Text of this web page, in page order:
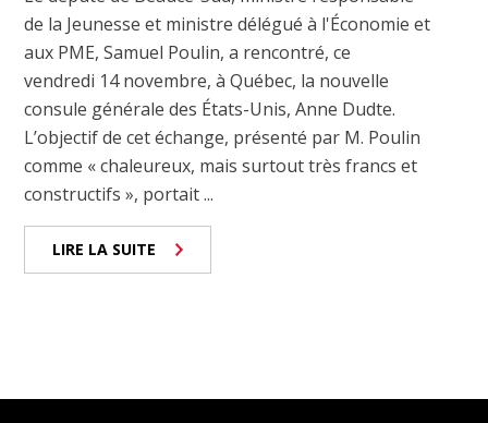
de la Jeunesse et ministre délégué à l'Économie et
aux PME, Samuel Poulin, a rencontré, ce
vendredi 14 novembre, à Québec, la nouvelle
consule générale des États-Unis, Anne Dudte.
L’objectif de cet échange, présenté par M. Poulin
comme « chaleureux, mais surtout très francs et
constructifs », portait ...
LIRE LA SUITE